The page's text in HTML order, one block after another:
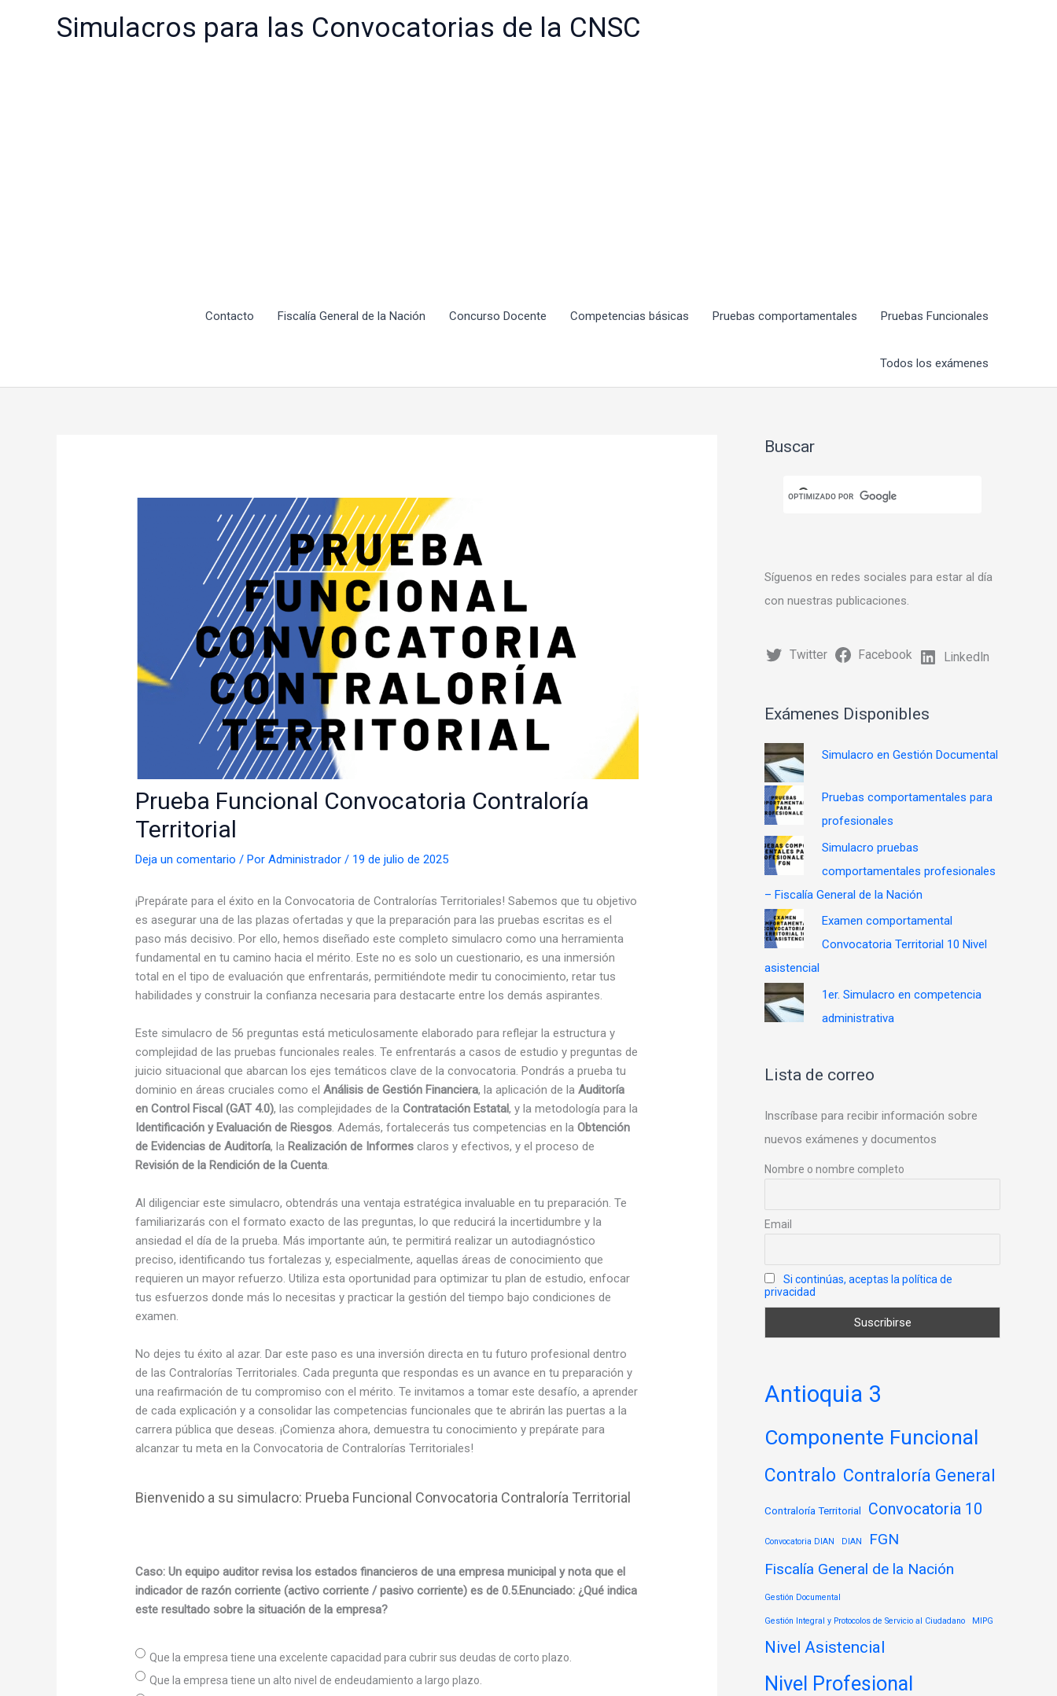
Simulacros para las Convocatorias de la CNSC
Contacto Fiscalía General de la Nación Concurso Docente Competencias básicas Pruebas comportamentales Pruebas Funcionales
Todos los exámenes
Prueba Funcional Convocatoria Contraloría
Territorial
Deja un comentario / PorAdministrador/ 19 de julio de 2025
¡Prepárate para el éxito en la Convocatoria de Contralorías Territoriales! Sabemos que tu objetivo
es asegurar una de las plazas ofertadas y que la preparación para las pruebas escritas es el
paso más decisivo. Por ello, hemos diseñado este completo simulacro como una herramienta
fundamental en tu camino hacia el mérito. Este no es solo un cuestionario, es una inmersión
total en el tipo de evaluación que enfrentarás, permitiéndote medir tu conocimiento, retar tus
habilidades y construir la confianza necesaria para destacarte entre los demás aspirantes.
Este simulacro de 56 preguntas está meticulosamente elaborado para reflejar la estructura y
complejidad de las pruebas funcionales reales. Te enfrentarás a casos de estudio y preguntas de
juicio situacional que abarcan los ejes temáticos clave de la convocatoria. Pondrás a prueba tu
dominio en áreas cruciales como elAnálisis de Gestión Financiera, la aplicación de laAuditoría
en Control Fiscal (GAT 4.0), las complejidades de laContratación Estatal, y la metodología para la
Identificación y Evaluación de Riesgos . Además, fortalecerás tus competencias en laObtención
de Evidencias de Auditoría, la Realización de Informes claros y efectivos, y el proceso de
Revisión de la Rendición de la Cuenta
Al diligenciar este simulacro, obtendrás una ventaja estratégica invaluable en tu preparación. Te
familiarizarás con el formato exacto de las preguntas, lo que reducirá la incertidumbre y la
ansiedad el día de la prueba. Más importante aún, te permitirá realizar un autodiagnóstico
preciso, identificando tus fortalezas y, especialmente, aquellas áreas de conocimiento que
requieren un mayor refuerzo. Utiliza esta oportunidad para optimizar tu plan de estudio, enfocar
tus esfuerzos donde más lo necesitas y practicar la gestión del tiempo bajo condiciones de
examen.
No dejes tu éxito al azar. Dar este paso es una inversión directa en tu futuro profesional dentro
de las Contralorías Territoriales. Cada pregunta que respondas es un avance en tu preparación y
una reafirmación de tu compromiso con el mérito. Te invitamos a tomar este desafío, a aprender
de cada explicación y a consolidar las competencias funcionales que te abrirán las puertas a la
carrera pública que deseas. ¡Comienza ahora, demuestra tu conocimiento y prepárate para
alcanzar tu meta en la Convocatoria de Contralorías Territoriales!
Bienvenido a su simulacro: Prueba Funcional Convocatoria Contraloría Territorial
Caso: Un equipo auditor revisa los estados financieros de una empresa municipal y nota que el
indicador de razón corriente (activo corriente / pasivo corriente) es de 0.5.Enunciado: ¿Qué indica
este resultado sobre la situación de la empresa?
Que la empresa tiene una excelente capacidad para cubrir sus deudas de corto plazo.
Que la empresa tiene un alto nivel de endeudamiento a largo plazo.
Buscar
Síguenos en redes sociales para estar al día
con nuestras publicaciones.
Twitter Facebook LinkedIn
Exámenes Disponibles
Simulacro en Gestión Documental
Pruebas comportamentales para
profesionales
Simulacro pruebas
comportamentales profesionales
– Fiscalía General de la Nación
Examen comportamental
Convocatoria Territorial 10 Nivel
asistencial
1er. Simulacro en competencia
administrativa
Lista de correo
Inscríbase para recibir información sobre
nuevos exámenes y documentos
Nombre o nombre completo
Email
Si continúas, aceptas la política de
privacidad
Antioquia 3
Componente Funcional
Contralo Contraloría General
Contraloría Territorial Convocatoria 10
Convocatoria DIAN DIAN
FGN
Fiscalía General de la Nación
Gestión Documental
Gestión Integral y Protocolos de Servicio al Ciudadano MIPG
Nivel Asistencial
Nivel Profesional